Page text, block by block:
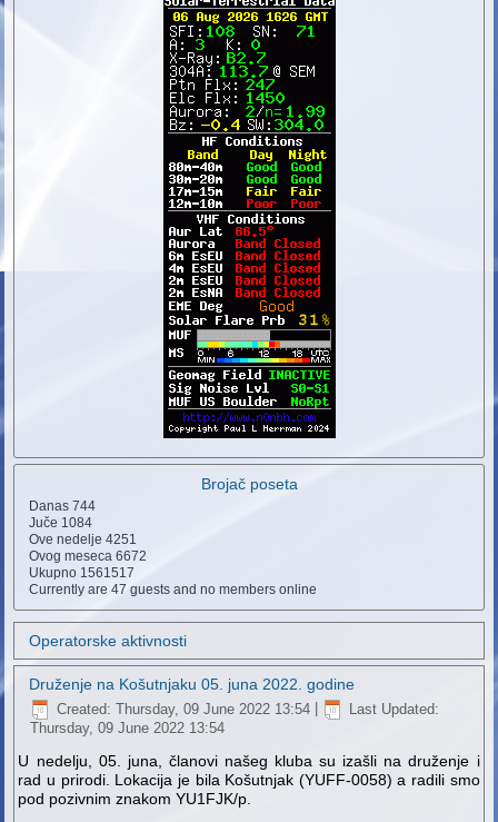
Brojač poseta
Danas744
Juče 1084
Ove nedelje4251
Ovog meseca6672
Ukupno 1561517
Currently are 47 guests and no members online
Operatorske aktivnosti
Druženje na Košutnjaku 05. juna 2022. godine
Created: Thursday, 09 June 2022 13:54
Last Updated:
Thursday, 09 June 2022 13:54
U nedelju, 05. juna, članovi našeg kluba su izašli na druženje i
rad u prirodi. Lokacija je bila Košutnjak (YUFF-0058) a radili smo
pod pozivnim znakom YU1FJK/p.